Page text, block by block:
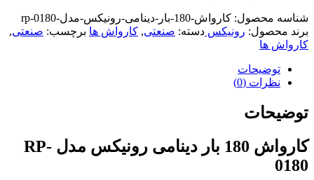
kolkata
ff
xxx
american
japanese
afairs
stepmom
and
شناسه محصول: کارواش-180-بار-دینامی-رونیکس-مدل-rp-0180
برند محصول: رونیکس دسته: صنعتی, کارواش ها برچسب: صنعتی,
کارواش ها
توضیحات
نظرات (0)
توضیحات
کارواش 180 بار دینامی رونیکس مدل RP-
0180